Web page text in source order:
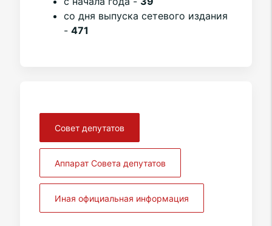
со дня выпуска сетевого издания
- 471
Совет депутатов
Аппарат Совета депутатов
Иная официальная информация